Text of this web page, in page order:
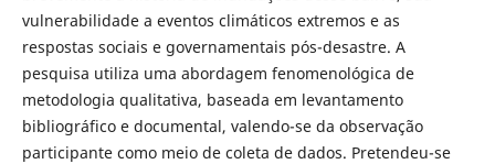
vulnerabilidade a eventos climáticos extremos e as
respostas sociais e governamentais pós-desastre. A
pesquisa utiliza uma abordagem fenomenológica de
metodologia qualitativa, baseada em levantamento
bibliográfico e documental, valendo-se da observação
participante como meio de coleta de dados. Pretendeu-se